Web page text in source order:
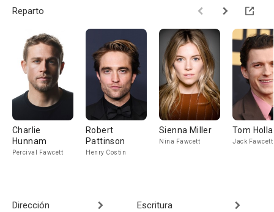
Reparto
Charlie
Hunnam
Percival Fawcett
Robert
Pattinson
Henry Costin
Sienna Miller
Nina Fawcett
Tom
Jack Fawcett
Dirección Escritura